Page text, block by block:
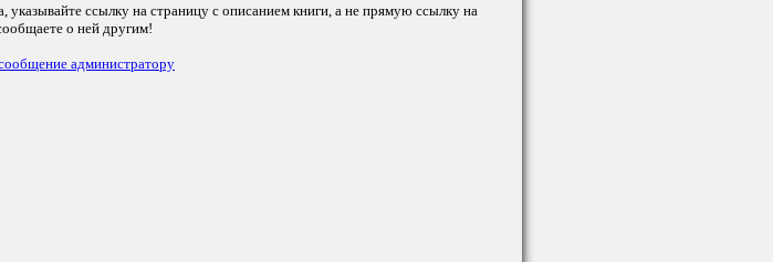
указывайте ссылку на страницу с описанием книги, а не прямую ссылку на
о ней другим!
администратору